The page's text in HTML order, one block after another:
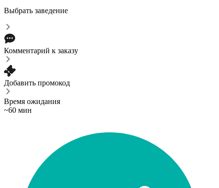
Выбрать заведение
Комментарий к заказу
Добавить промокод
Время ожидания
~60 мин